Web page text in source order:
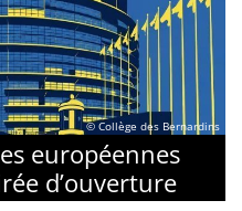
© Collège des Bernardins
européennes
d’ouverture